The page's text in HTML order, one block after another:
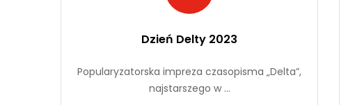
Dzień Delty 2023
Popularyzatorska impreza czasopisma „Delta”,
najstarszego w ...